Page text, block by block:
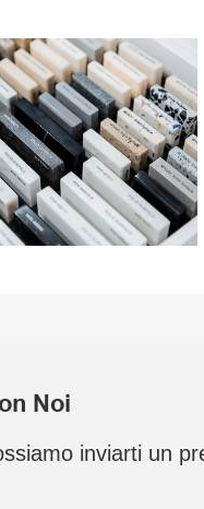
Noi
inviarti un